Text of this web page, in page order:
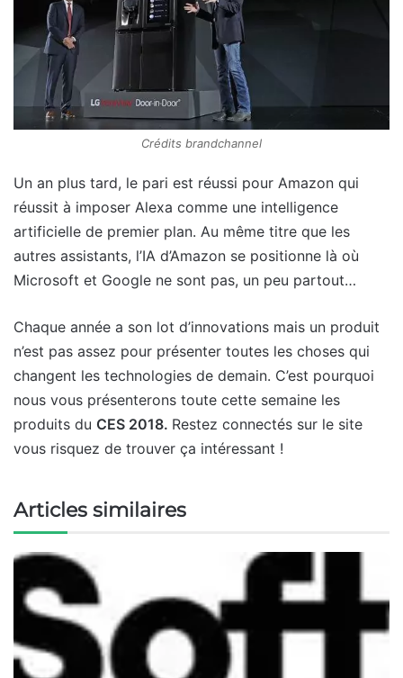
Crédits brandchannel
Un an plus tard, le pari est réussi pour Amazon qui
réussit à imposer Alexa comme une intelligence
artificielle de premier plan. Au même titre que les
autres assistants, l’IA d’Amazon se positionne là où
Microsoft et Google ne sont pas, un peu partout…
Chaque année a son lot d’innovations mais un produit
n’est pas assez pour présenter toutes les choses qui
changent les technologies de demain. C’est pourquoi
nous vous présenterons toute cette semaine les
produits du CES 2018. Restez connectés sur le site
vous risquez de trouver ça intéressant !
Articles similaires